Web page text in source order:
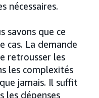
nécessaires.
savons que ce
cas. La demande
retrousser les
les complexités
jamais. Il suffit
les dépenses